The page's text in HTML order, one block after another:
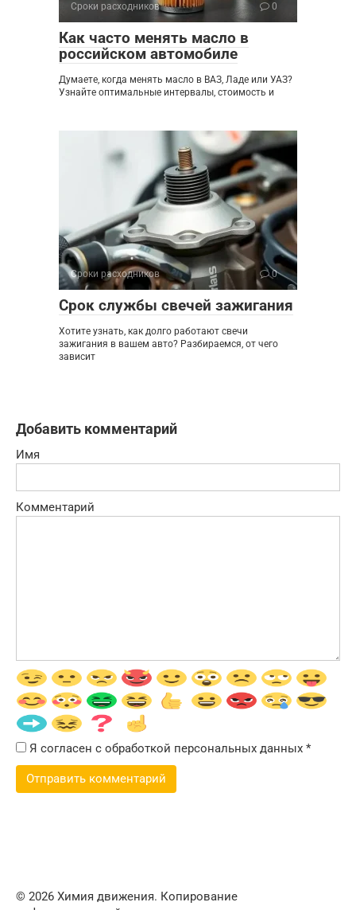
Сроки расходников 0
Как часто менять масло в
российском автомобиле
Думаете, когда менять масло в ВАЗ, Ладе или УАЗ?
Узнайте оптимальные интервалы, стоимость и
Сроки расходников 0
Срок службы свечей зажигания
Хотите узнать, как долго работают свечи
зажигания в вашем авто? Разбираемся, от чего
зависит
Добавить комментарий
Имя
Комментарий
Я согласен с обработкой персональных данных *
© 2026 Химия движения. Копирование